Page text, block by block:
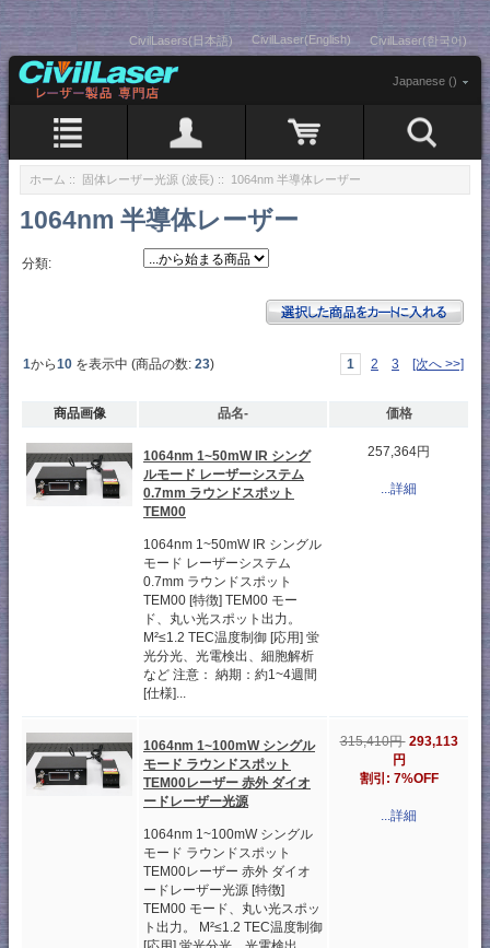
CivilLasers(日本語) CivilLaser(English) CivilLaser(한국어)
Japanese ()
ホーム :: 固体レーザー光源 (波長) :: 1064nm 半導体レーザー
1064nm 半導体レーザー
分類:
1から10 を表示中 (商品の数: 23) 1 2 3 [次へ >>]
商品画像 品名- 価格
1064nm 1~50mW IR シング
ルモード レーザーシステム
0.7mm ラウンドスポット
TEM00
1064nm 1~50mW IR シングル
モード レーザーシステム
0.7mm ラウンドスポット
TEM00 [特徴] TEM00 モー
ド、丸い光スポット出力。
M²≤1.2 TEC温度制御 [応用] 蛍
光分光、光電検出、細胞解析
など 注意： 納期：約1~4週間
[仕様]...
257,364円
...詳細
1064nm 1~100mW シングル
モード ラウンドスポット
TEM00レーザー 赤外 ダイオ
ードレーザー光源
1064nm 1~100mW シングル
モード ラウンドスポット
TEM00レーザー 赤外 ダイオ
ードレーザー光源 [特徴]
TEM00 モード、丸い光スポッ
ト出力。 M²≤1.2 TEC温度制御
315,410円 293,113
円
割引: 7%OFF
...詳細